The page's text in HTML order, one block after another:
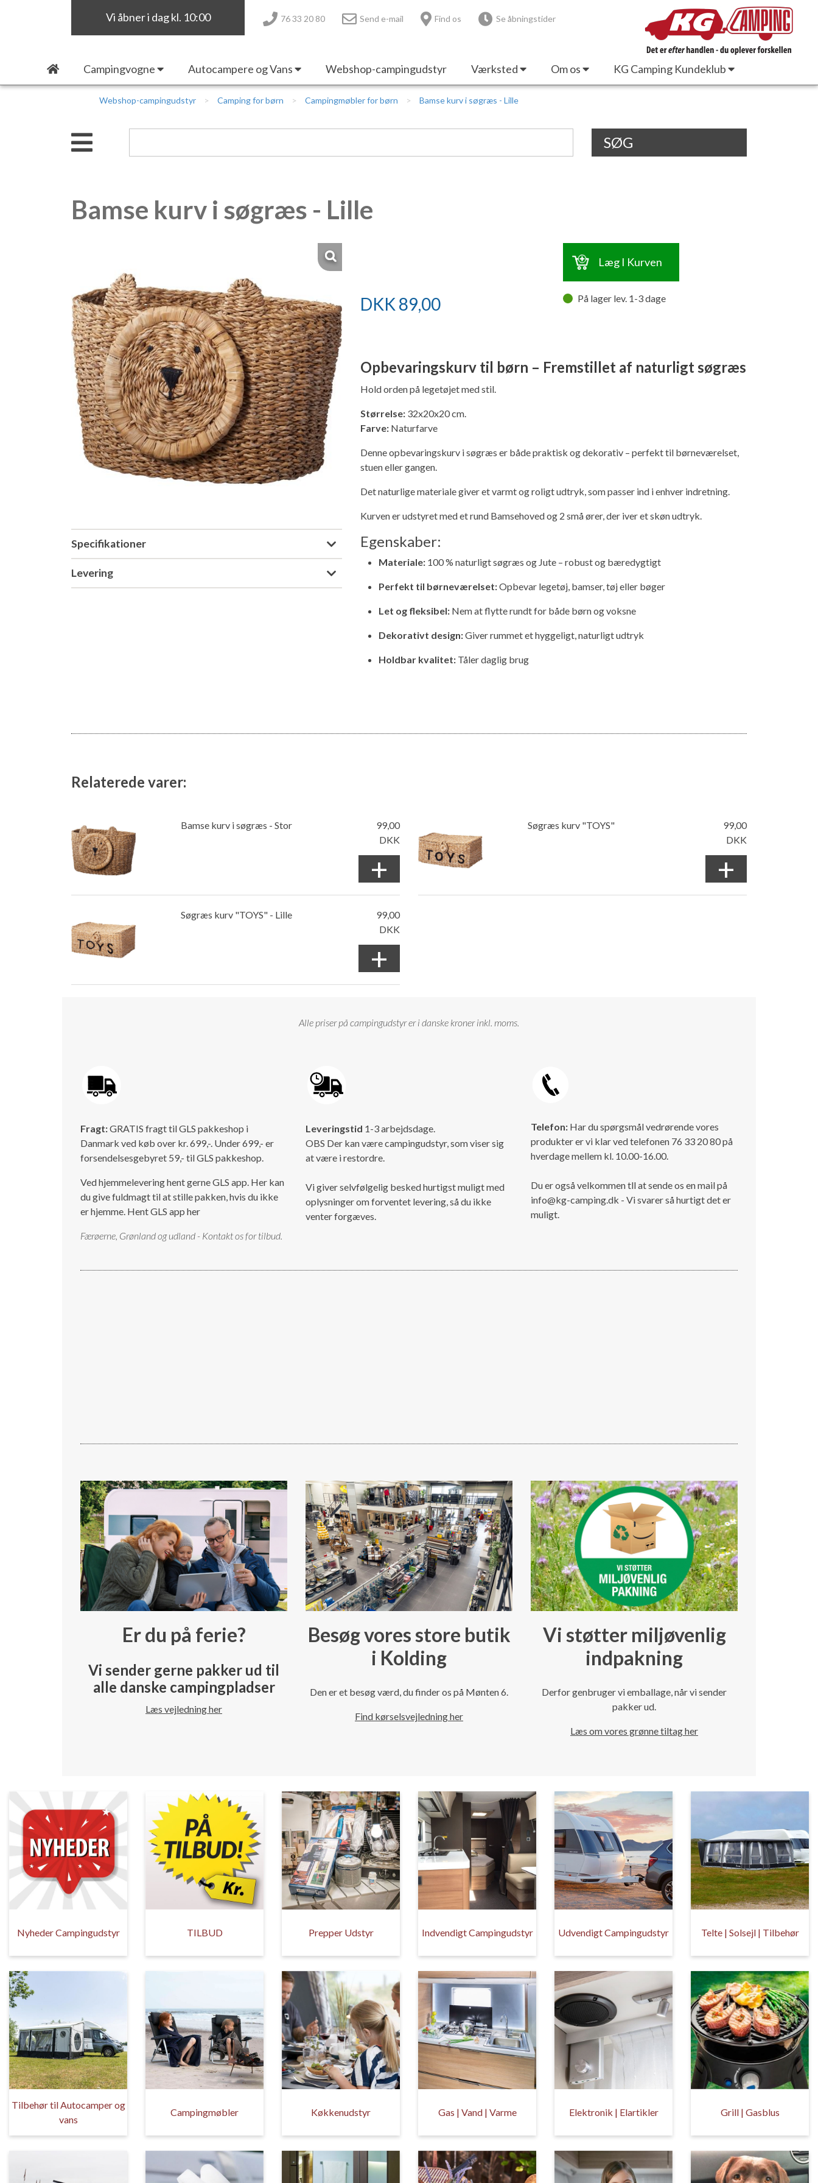
Vi åbner i dag kl. 10:00 76 33 20 80 Send e-mail Find os Se åbningstider
Campingvogne Autocampere og Vans Webshop-campingudstyr Værksted Om os KG Camping Kundeklub
Webshop-campingudstyr Camping for børn Campingmøbler for børn Bamse kurv i søgræs - Lille
SØG
Bamse kurv i søgræs - Lille
Specifikationer
Levering
Læg I Kurven
DKK 89,00 På lager lev. 1-3 dage
Opbevaringskurv til børn – Fremstillet af naturligt søgræs
Hold orden på legetøjet med stil.
Størrelse: 32x20x20 cm.
Farve: Naturfarve
Denne opbevaringskurv i søgræs er både praktisk og dekorativ – perfekt til børneværelset,
stuen eller gangen.
Det naturlige materiale giver et varmt og roligt udtryk, som passer ind i enhver indretning.
Kurven er udstyret med et rund Bamsehoved og 2 små ører, der iver et skøn udtryk.
Egenskaber:
Materiale: 100 % naturligt søgræs og Jute – robust og bæredygtigt
Perfekt til børneværelset:Opbevar legetøj, bamser, tøj eller bøger
Let og fleksibel: Nem at flytte rundt for både børn og voksne
Dekorativt design:Giver rummet et hyggeligt, naturligt udtryk
Holdbar kvalitet: Tåler daglig brug
Relaterede varer:
Bamse kurv i søgræs - Stor
99,00
DKK
+
Søgræs kurv "TOYS"
99,00
DKK
+
Søgræs kurv "TOYS" - Lille
99,00
DKK
+
Alle priser på campingudstyr er i danske kroner inkl. moms.
Fragt:GRATIS fragt til GLS pakkeshop i
Danmark ved køb over kr. 699,-. Under 699,- er
forsendelsesgebyret 59,- til GLS pakkeshop.
Ved hjemmelevering hent gerne GLS app. Her kan
du give fuldmagt til at stille pakken, hvis du ikke
er hjemme. Hent GLS app her
Færøerne, Grønland og udland - Kontakt os for tilbud.
Leveringstid 1-3 arbejdsdage.
OBS Der kan være campingudstyr, som viser sig
at være i restordre.
Vi giver selvfølgelig besked hurtigst muligt med
oplysninger om forventet levering, så du ikke
venter forgæves.
Telefon: Har du spørgsmål vedrørende vores
produkter er vi klar ved telefonen 76 33 20 80 på
hverdage mellem kl. 10.00-16.00.
Du er også velkommen tll at sende os en mail på
info@kg-camping.dk - Vi svarer så hurtigt det er
muligt.
Er du på ferie?
Vi sender gerne pakker ud til
alle danske campingpladser
Læs vejledning her
Besøg vores store butik
i Kolding
Den er et besøg værd, du finder os på Mønten 6.
Find kørselsvejledning her
Vi støtter miljøvenlig
indpakning
Derfor genbruger vi emballage, når vi sender
pakker ud.
Læs om vores grønne tiltag her
Nyheder Campingudstyr TILBUD Prepper Udstyr Indvendigt Campingudstyr Udvendigt Campingudstyr Telte | Solsejl | Tilbehør
Tilbehør til Autocamper og
vans
Campingmøbler Køkkenudstyr Gas | Vand | Varme Elektronik | Elartikler Grill | Gasblus